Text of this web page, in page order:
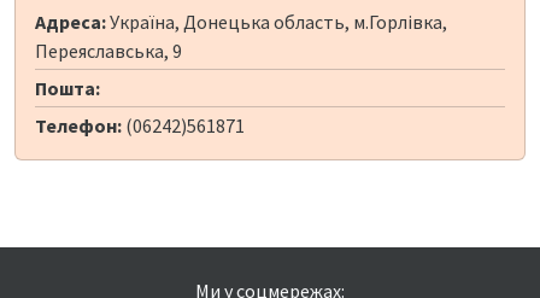
Адреса:Україна, Донецька область, м.Горлівка,
Переяславська, 9
Пошта:
Телефон: (06242)561871
Ми у соцмережах: